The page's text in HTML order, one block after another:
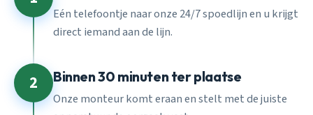
Eén telefoontje naar onze 24/7 spoedlijn en u krijgt
direct iemand aan de lijn.
2 Binnen 30 minuten ter plaatse
Onze monteur komt eraan en stelt met de juiste